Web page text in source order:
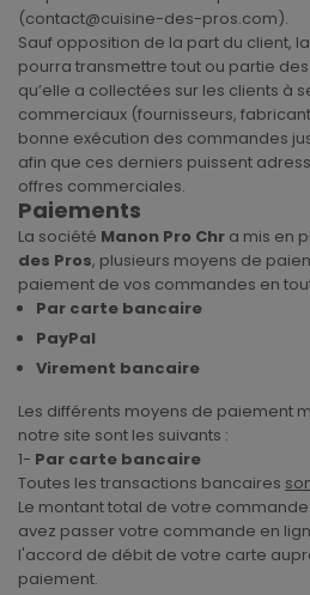
(contact@cuisine-des-pros.com).
Sauf opposition de la part du client,
pourra transmettre tout ou partie
qu’elle a collectées sur les clients à
commerciaux (fournisseurs,
bonne exécution des commandes
afin que ces derniers puissent
offres commerciales.
Paiements
La société Manon Pro Chr a mis en
des Pros, plusieurs moyens de
paiement de vos commandes en
Par carte bancaire
PayPal
Virement bancaire
Les différents moyens de paiement
notre site sont les suivants :
1- Par carte bancaire
Toutes les transactions bancaires
Le montant total de votre
avez passer votre commande en
l'accord de débit de votre carte
paiement.